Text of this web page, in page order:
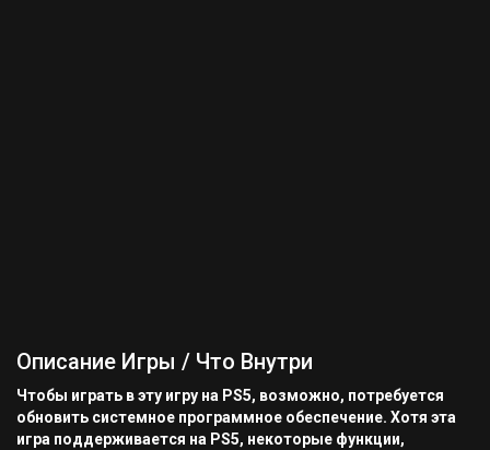
Описание Игры / Что Внутри
Чтобы играть в эту игру на PS5, возможно, потребуется
обновить системное программное обеспечение. Хотя эта
игра поддерживается на PS5, некоторые функции,